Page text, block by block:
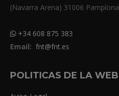
(Navarra Arena) 31006 Pamplona
+34 608 875 383
Email: fnt@fnt.es
POLITICAS DE LA WEB